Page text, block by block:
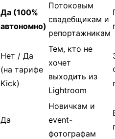
Да (100%
автономно)
Потоковым
свадебщикам и
репортажникам
Нет / Да
(на тарифе
Kick)
Тем, кто не
хочет
выходить из
Lightroom
Да
Новичкам и
event-
фотографам